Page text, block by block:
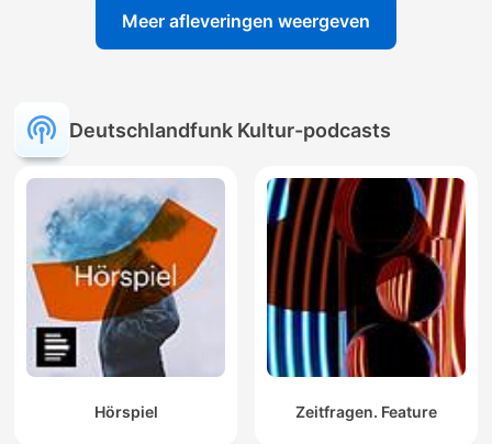
Meer afleveringen weergeven
Deutschlandfunk Kultur-podcasts
Hörspiel Zeitfragen. Feature